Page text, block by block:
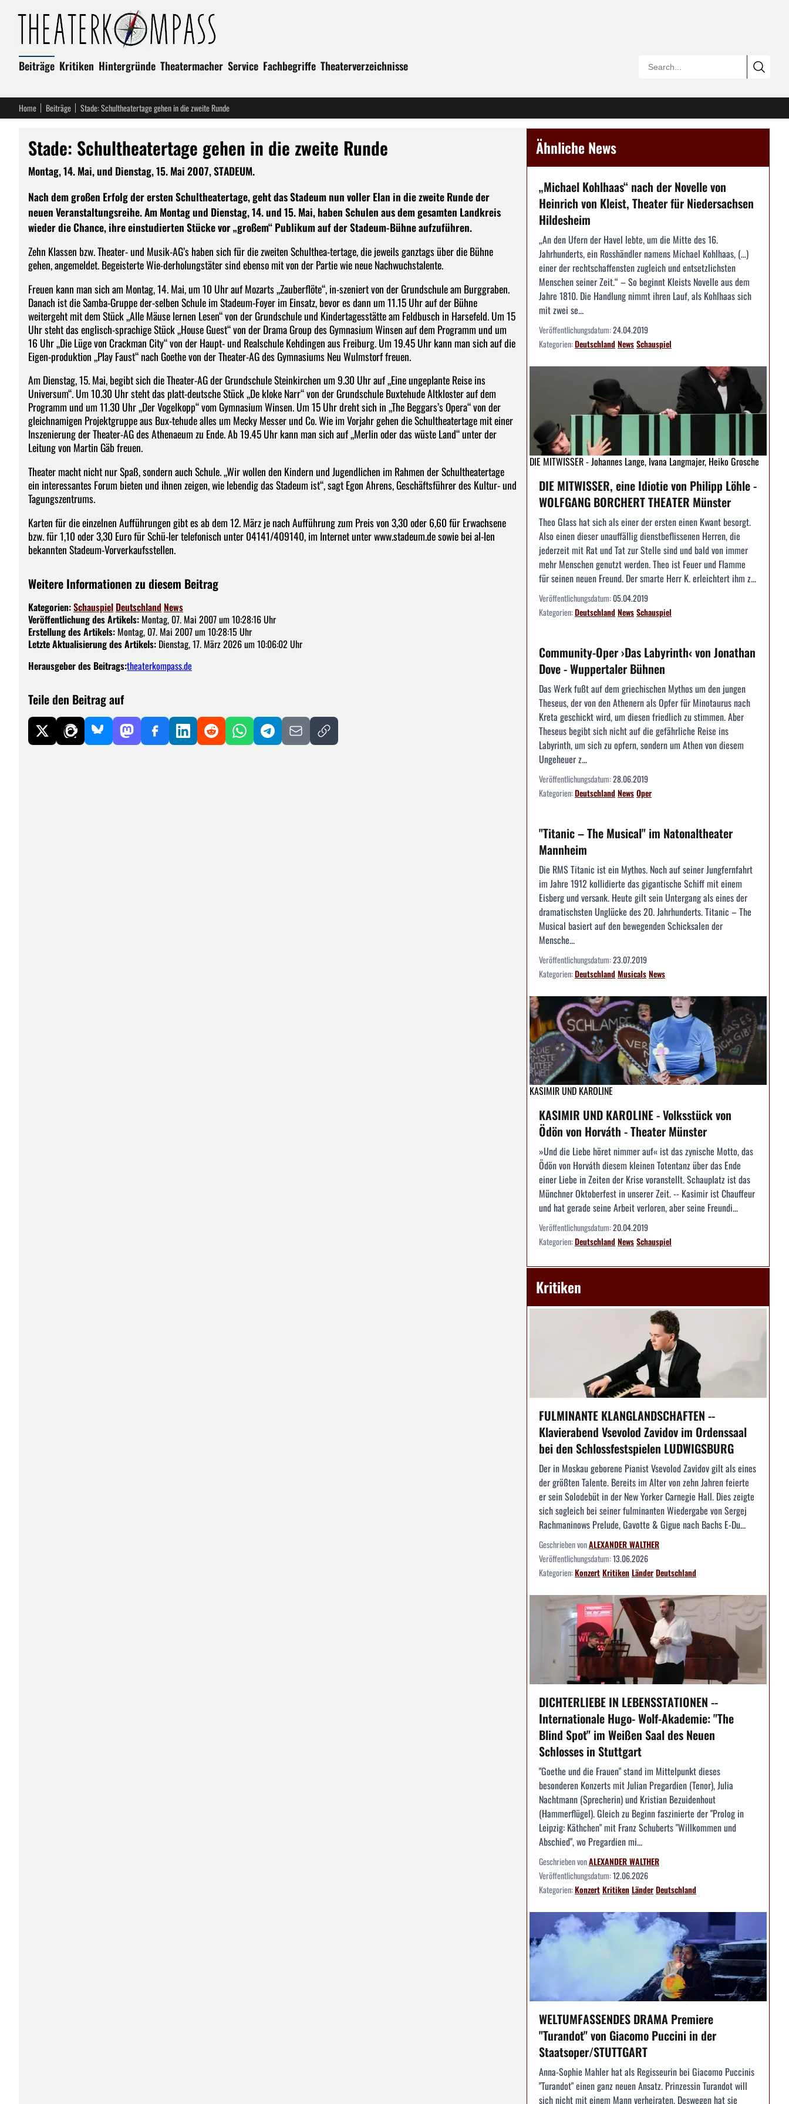
Beiträge Kritiken Hintergründe Theatermacher Service Fachbegriffe Theaterverzeichnisse
Home Beiträge Stade: Schultheatertage gehen in die zweite Runde
Stade: Schultheatertage gehen in die zweite Runde
Montag, 14. Mai, und Dienstag, 15. Mai 2007, STADEUM.
Nach dem großen Erfolg der ersten Schultheatertage, geht das Stadeum nun voller Elan in die zweite Runde der
neuen Veranstaltungsreihe. Am Montag und Dienstag, 14. und 15. Mai, haben Schulen aus dem gesamten Landkreis
wieder die Chance, ihre einstudierten Stücke vor „großem“ Publikum auf der Stadeum-Bühne aufzuführen.
Zehn Klassen bzw. Theater- und Musik-AG’s haben sich für die zweiten Schulthea-tertage, die jeweils ganztags über die Bühne
gehen, angemeldet. Begeisterte Wie-derholungstäter sind ebenso mit von der Partie wie neue Nachwuchstalente.
Freuen kann man sich am Montag, 14. Mai, um 10 Uhr auf Mozarts „Zauberflöte“, in-szeniert von der Grundschule am Burggraben.
Danach ist die Samba-Gruppe der-selben Schule im Stadeum-Foyer im Einsatz, bevor es dann um 11.15 Uhr auf der Bühne
weitergeht mit dem Stück „Alle Mäuse lernen Lesen“ von der Grundschule und Kindertagesstätte am Feldbusch in Harsefeld. Um 15
Uhr steht das englisch-sprachige Stück „House Guest“ von der Drama Group des Gymnasium Winsen auf dem Programm und um
16 Uhr „Die Lüge von Crackman City“ von der Haupt- und Realschule Kehdingen aus Freiburg. Um 19.45 Uhr kann man sich auf die
Eigen-produktion „Play Faust“ nach Goethe von der Theater-AG des Gymnasiums Neu Wulmstorf freuen.
Am Dienstag, 15. Mai, begibt sich die Theater-AG der Grundschule Steinkirchen um 9.30 Uhr auf „Eine ungeplante Reise ins
Universum“. Um 10.30 Uhr steht das platt-deutsche Stück „De kloke Narr“ von der Grundschule Buxtehude Altkloster auf dem
Programm und um 11.30 Uhr „Der Vogelkopp“ vom Gymnasium Winsen. Um 15 Uhr dreht sich in „The Beggars’s Opera“ von der
gleichnamigen Projektgruppe aus Bux-tehude alles um Mecky Messer und Co. Wie im Vorjahr gehen die Schultheatertage mit einer
Inszenierung der Theater-AG des Athenaeum zu Ende. Ab 19.45 Uhr kann man sich auf „Merlin oder das wüste Land“ unter der
Leitung von Martin Gäb freuen.
Theater macht nicht nur Spaß, sondern auch Schule. „Wir wollen den Kindern und Jugendlichen im Rahmen der Schultheatertage
ein interessantes Forum bieten und ihnen zeigen, wie lebendig das Stadeum ist“, sagt Egon Ahrens, Geschäftsführer des Kultur- und
Tagungszentrums.
Karten für die einzelnen Aufführungen gibt es ab dem 12. März je nach Aufführung zum Preis von 3,30 oder 6,60 für Erwachsene
bzw. für 1,10 oder 3,30 Euro für Schü-ler telefonisch unter 04141/409140, im Internet unter www.stadeum.de sowie bei al-len
bekannten Stadeum-Vorverkaufsstellen.
Weitere Informationen zu diesem Beitrag
Kategorien:Schauspiel Deutschland News
Veröffentlichung des Artikels: Montag, 07. Mai 2007 um 10:28:16 Uhr
Erstellung des Artikels: Montag, 07. Mai 2007 um 10:28:15 Uhr
Letzte Aktualisierung des Artikels: Dienstag, 17. März 2026 um 10:06:02 Uhr
Herausgeber des Beitrags:theaterkompass.de
Teile den Beitrag auf
Ähnliche News
„Michael Kohlhaas“ nach der Novelle von
Heinrich von Kleist, Theater für Niedersachsen
Hildesheim
„An den Ufern der Havel lebte, um die Mitte des 16.
Jahrhunderts, ein Rosshändler namens Michael Kohlhaas, (…)
einer der rechtschaffensten zugleich und entsetzlichsten
Menschen seiner Zeit.“ – So beginnt Kleists Novelle aus dem
Jahre 1810. Die Handlung nimmt ihren Lauf, als Kohlhaas sich
mit zwei se...
Veröffentlichungsdatum:24.04.2019
Kategorien:DeutschlandNewsSchauspiel
DIE MITWISSER - Johannes Lange, Ivana Langmajer, Heiko Grosche
DIE MITWISSER, eine Idiotie von Philipp Löhle -
WOLFGANG BORCHERT THEATER Münster
Theo Glass hat sich als einer der ersten einen Kwant besorgt.
Also einen dieser unauffällig dienstbeflissenen Herren, die
jederzeit mit Rat und Tat zur Stelle sind und bald von immer
mehr Menschen genutzt werden. Theo ist Feuer und Flamme
für seinen neuen Freund. Der smarte Herr K. erleichtert ihm z...
Veröffentlichungsdatum:05.04.2019
Kategorien:DeutschlandNewsSchauspiel
Community-Oper ›Das Labyrinth‹ von Jonathan
Dove - Wuppertaler Bühnen
Das Werk fußt auf dem griechischen Mythos um den jungen
Theseus, der von den Athenern als Opfer für Minotaurus nach
Kreta geschickt wird, um diesen friedlich zu stimmen. Aber
Theseus begibt sich nicht auf die gefährliche Reise ins
Labyrinth, um sich zu opfern, sondern um Athen von diesem
Ungeheuer z...
Veröffentlichungsdatum:28.06.2019
Kategorien:DeutschlandNewsOper
"Titanic – The Musical" im Natonaltheater
Mannheim
Die RMS Titanic ist ein Mythos. Noch auf seiner Jungfernfahrt
im Jahre 1912 kollidierte das gigantische Schiff mit einem
Eisberg und versank. Heute gilt sein Untergang als eines der
dramatischsten Unglücke des 20. Jahrhunderts. Titanic – The
Musical basiert auf den bewegenden Schicksalen der
Mensche...
Veröffentlichungsdatum:23.07.2019
Kategorien:DeutschlandMusicalsNews
KASIMIR UND KAROLINE
KASIMIR UND KAROLINE - Volksstück von
Ödön von Horváth - Theater Münster
»Und die Liebe höret nimmer auf« ist das zynische Motto, das
Ödön von Horváth diesem kleinen Totentanz über das Ende
einer Liebe in Zeiten der Krise voranstellt. Schauplatz ist das
Münchner Oktoberfest in unserer Zeit. -- Kasimir ist Chauffeur
und hat gerade seine Arbeit verloren, aber seine Freundi...
Veröffentlichungsdatum:20.04.2019
Kategorien:DeutschlandNewsSchauspiel
Kritiken
FULMINANTE KLANGLANDSCHAFTEN --
Klavierabend Vsevolod Zavidov im Ordenssaal
bei den Schlossfestspielen LUDWIGSBURG
Der in Moskau geborene Pianist Vsevolod Zavidov gilt als eines
der größten Talente. Bereits im Alter von zehn Jahren feierte
er sein Solodebüt in der New Yorker Carnegie Hall. Dies zeigte
sich sogleich bei seiner fulminanten Wiedergabe von Sergej
Rachmaninows Prelude, Gavotte & Gigue nach Bachs E-Du...
Geschrieben vonALEXANDER WALTHER
Veröffentlichungsdatum:13.06.2026
Kategorien:KonzertKritikenLänderDeutschland
DICHTERLIEBE IN LEBENSSTATIONEN --
Internationale Hugo- Wolf-Akademie: "The
Blind Spot" im Weißen Saal des Neuen
Schlosses in Stuttgart
"Goethe und die Frauen" stand im Mittelpunkt dieses
besonderen Konzerts mit Julian Pregardien (Tenor), Julia
Nachtmann (Sprecherin) und Kristian Bezuidenhout
(Hammerflügel). Gleich zu Beginn faszinierte der "Prolog in
Leipzig: Käthchen" mit Franz Schuberts "Willkommen und
Abschied", wo Pregardien mi...
Geschrieben vonALEXANDER WALTHER
Veröffentlichungsdatum:12.06.2026
Kategorien:KonzertKritikenLänderDeutschland
WELTUMFASSENDES DRAMA Premiere
"Turandot" von Giacomo Puccini in der
Staatsoper/STUTTGART
Anna-Sophie Mahler hat als Regisseurin bei Giacomo Puccinis
"Turandot" einen ganz neuen Ansatz. Prinzessin Turandot will
sich nicht mit einem Mann verheiraten. Deswegen hat sie